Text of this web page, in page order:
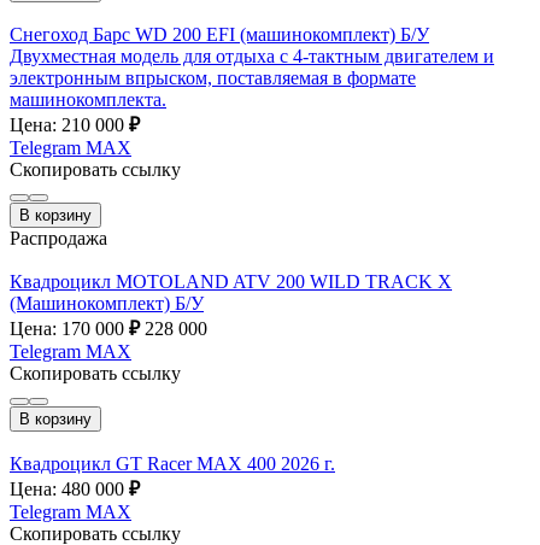
Снегоход Барс WD 200 EFI (машинокомплект) Б/У
Двухместная модель для отдыха с 4-тактным двигателем и
электронным впрыском, поставляемая в формате
машинокомплекта.
Цена: 210 000 ₽
Telegram MAX
Скопировать ссылку
В корзину
Распродажа
Квадроцикл MOTOLAND ATV 200 WILD TRACK X
(Машинокомплект) Б/У
Цена: 170 000 ₽ 228 000
Telegram MAX
Скопировать ссылку
В корзину
Квадроцикл GT Racer MAX 400 2026 г.
Цена: 480 000 ₽
Telegram MAX
Скопировать ссылку